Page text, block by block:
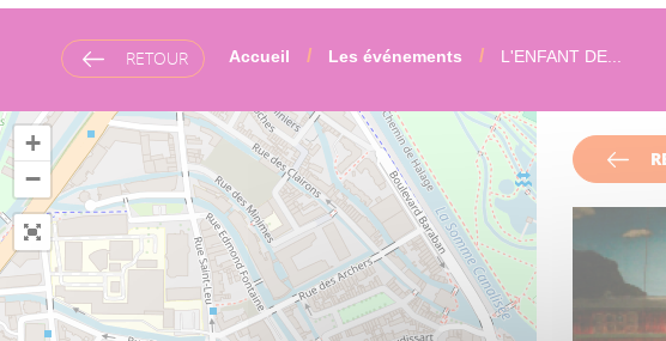
RETOUR Accueil Les événements L'ENFANT DE...
+
−